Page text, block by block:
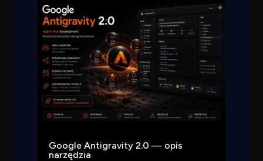
Google Antigravity 2.0 — opis
narzędzia